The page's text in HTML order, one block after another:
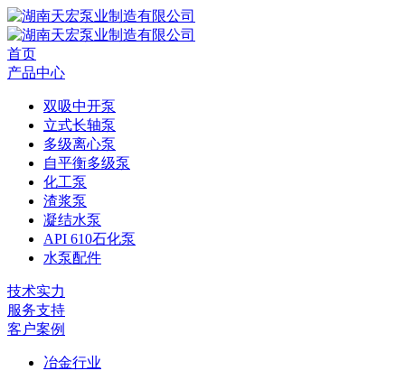
首页
产品中心
双吸中开泵
立式长轴泵
多级离心泵
自平衡多级泵
化工泵
渣浆泵
凝结水泵
API 610石化泵
水泵配件
技术实力
服务支持
客户案例
冶金行业